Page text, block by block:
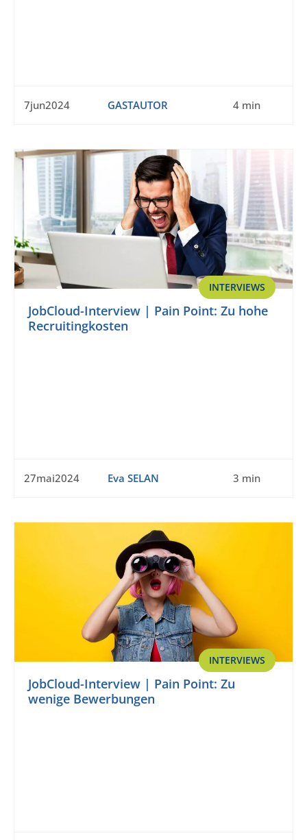
7jun2024 GASTAUTOR 4 min
INTERVIEWS
JobCloud-Interview | Pain Point: Zu hohe
Recruitingkosten
27mai2024 Eva SELAN 3 min
INTERVIEWS
JobCloud-Interview | Pain Point: Zu
wenige Bewerbungen